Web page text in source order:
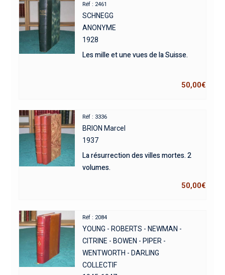
Réf : 2461
SCHNEGG
ANONYME
1928
Les mille et une vues de la Suisse.
50,00€
Réf : 3336
BRION Marcel
1937
La résurrection des villes mortes. 2
volumes.
50,00€
Réf : 2084
YOUNG - ROBERTS - NEWMAN -
CITRINE - BOWEN - PIPER -
WENTWORTH - DARLING
COLLECTIF